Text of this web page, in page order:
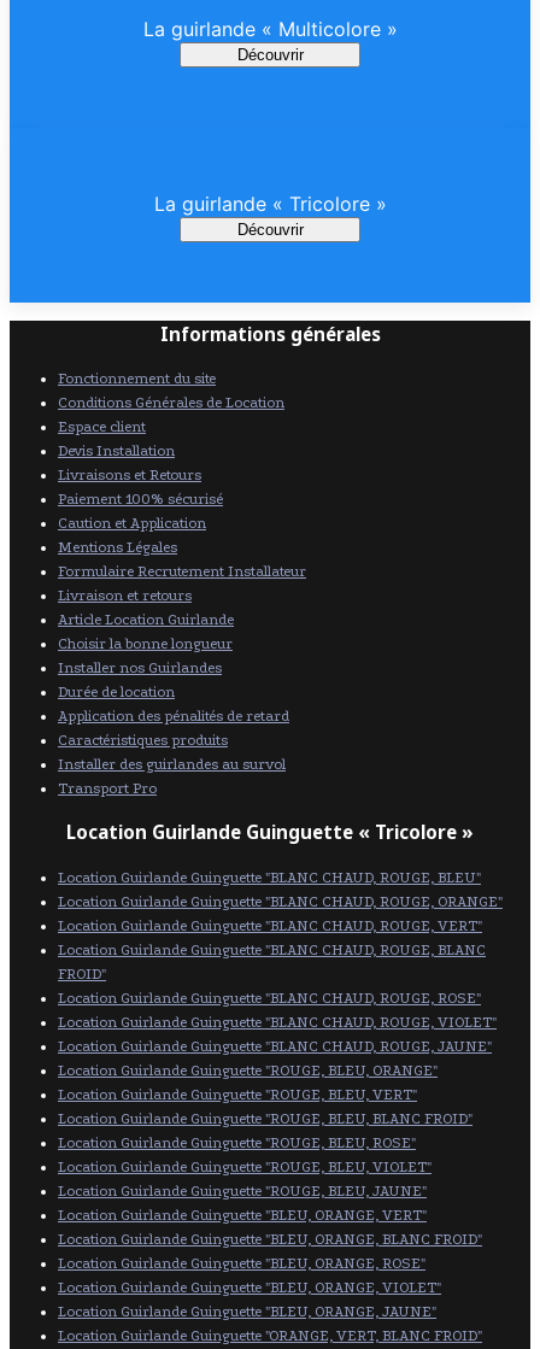
La guirlande « Multicolore »
Découvrir
La guirlande « Tricolore »
Découvrir
Informations générales
Fonctionnement du site
Conditions Générales de Location
Espace client
Devis Installation
Livraisons et Retours
Paiement 100% sécurisé
Caution et Application
Mentions Légales
Formulaire Recrutement Installateur
Livraison et retours
Article Location Guirlande
Choisir la bonne longueur
Installer nos Guirlandes
Durée de location
Application des pénalités de retard
Caractéristiques produits
Installer des guirlandes au survol
Transport Pro
Location Guirlande Guinguette « Tricolore »
Location Guirlande Guinguette "BLANC CHAUD, ROUGE, BLEU"
Location Guirlande Guinguette "BLANC CHAUD, ROUGE, ORANGE"
Location Guirlande Guinguette "BLANC CHAUD, ROUGE, VERT"
Location Guirlande Guinguette "BLANC CHAUD, ROUGE, BLANC
FROID"
Location Guirlande Guinguette "BLANC CHAUD, ROUGE, ROSE"
Location Guirlande Guinguette "BLANC CHAUD, ROUGE, VIOLET"
Location Guirlande Guinguette "BLANC CHAUD, ROUGE, JAUNE"
Location Guirlande Guinguette "ROUGE, BLEU, ORANGE"
Location Guirlande Guinguette "ROUGE, BLEU, VERT"
Location Guirlande Guinguette "ROUGE, BLEU, BLANC FROID"
Location Guirlande Guinguette "ROUGE, BLEU, ROSE"
Location Guirlande Guinguette "ROUGE, BLEU, VIOLET"
Location Guirlande Guinguette "ROUGE, BLEU, JAUNE"
Location Guirlande Guinguette "BLEU, ORANGE, VERT"
Location Guirlande Guinguette "BLEU, ORANGE, BLANC FROID"
Location Guirlande Guinguette "BLEU, ORANGE, ROSE"
Location Guirlande Guinguette "BLEU, ORANGE, VIOLET"
Location Guirlande Guinguette "BLEU, ORANGE, JAUNE"
Location Guirlande Guinguette "ORANGE, VERT, BLANC FROID"